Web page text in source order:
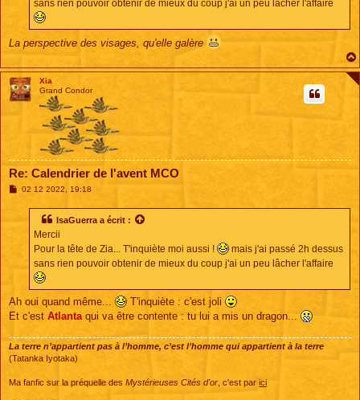
sans rien pouvoir obtenir de mieux du coup j'ai un peu lâcher l'affaire
La perspective des visages, qu'elle galère
Xia
Grand Condor
Re: Calendrier de l'avent MCO
M02 12 2022, 19:18
IsaGuerra a écrit :
Mercii
Pour la tête de Zia... T'inquiète moi aussi !
mais j'ai passé 2h dessus
sans rien pouvoir obtenir de mieux du coup j'ai un peu lâcher l'affaire
Ah oui quand même...
T'inquiète : c'est joli
Et c'est Atlanta qui va être contente : tu lui a mis un dragon...
La terre n’appartient pas à l’homme, c’est l’homme qui appartient à la terre
(Tatanka Iyotaka)
Ma fanfic sur la préquelle des Mystérieuses Cités d'or , c'est par ici